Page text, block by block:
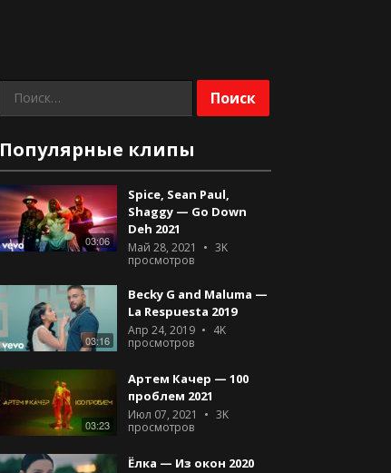
Найти:
Популярные клипы
03:06
Spice, Sean Paul,
Shaggy — Go Down
Deh 2021
Май 28, 2021
3K
просмотров
03:16
Becky G and Maluma —
La Respuesta 2019
Апр 24, 2019
4K
просмотров
03:23
Артем Качер — 100
проблем 2021
Июл 07, 2021
3K
просмотров
Ёлка — Из окон 2020